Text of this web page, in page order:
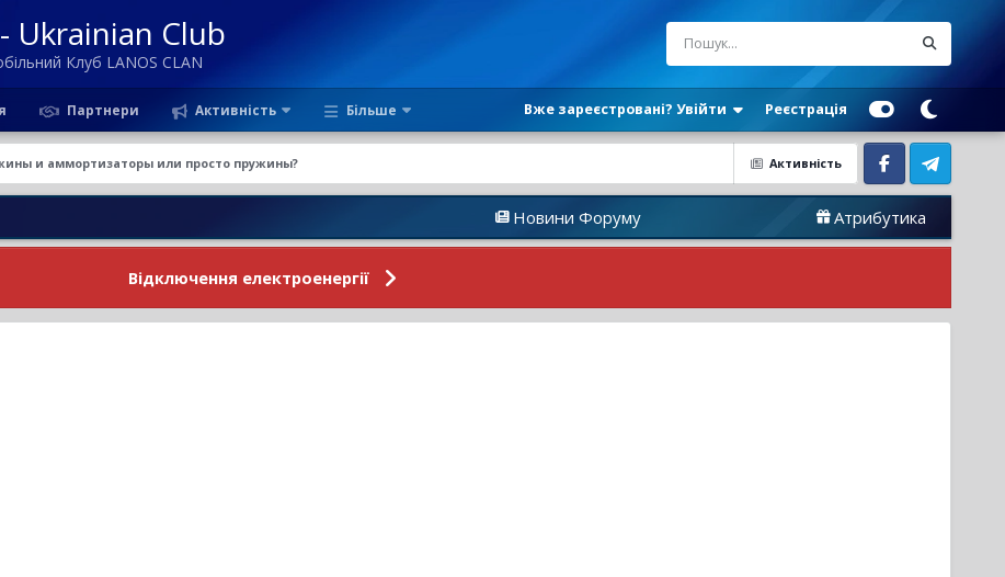
Ukrainian Club
Клуб LANOS CLAN
Партнери Активність Більше Вже зареєстровані? Увійти Реєстрація
Активність
и аммортизаторы или просто пружины?
Facebook Telegram
Новини Форуму Атрибутика
Відключення електроенергії